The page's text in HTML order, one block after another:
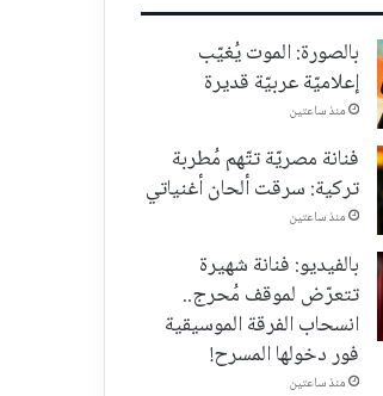
بالصورة: الموت يُغيّب
إعلاميّة عربيّة قديرة
منذ ساعتين
فنانة مصريّة تتّهم مُطربة
تركية: سرقت ألحان أغنياتي
منذ ساعتين
بالفيديو: فنانة شهيرة
تتعرّض لموقف مُحرج..
انسحاب الفرقة الموسيقية
فور دخولها المسرح!
منذ ساعتين